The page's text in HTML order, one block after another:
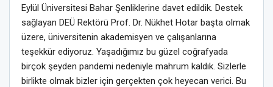
Eylül Üniversitesi Bahar Şenliklerine davet edildik. Destek
sağlayan DEÜ Rektörü Prof. Dr. Nükhet Hotar başta olmak
üzere, üniversitenin akademisyen ve çalışanlarına
teşekkür ediyoruz. Yaşadığımız bu güzel coğrafyada
birçok şeyden pandemi nedeniyle mahrum kaldık. Sizlerle
birlikte olmak bizler için gerçekten çok heyecan verici. Bu